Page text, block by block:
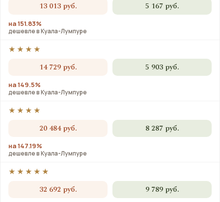
13 013 руб. 5 167 руб.
на 151.83%
дешевле в Куала-Лумпуре
★★★★
14 729 руб. 5 903 руб.
на 149.5%
дешевле в Куала-Лумпуре
★★★★
20 484 руб. 8 287 руб.
на 147.19%
дешевле в Куала-Лумпуре
★★★★★
32 692 руб. 9 789 руб.